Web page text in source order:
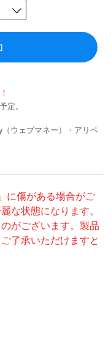
定。
ウェブマネー）・アリペ
に傷がある場合がご
な状態になります。
がございます。製品
了承いただけますと